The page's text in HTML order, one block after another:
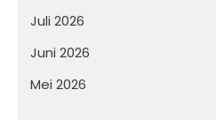
Juli 2026
Juni 2026
Mei 2026